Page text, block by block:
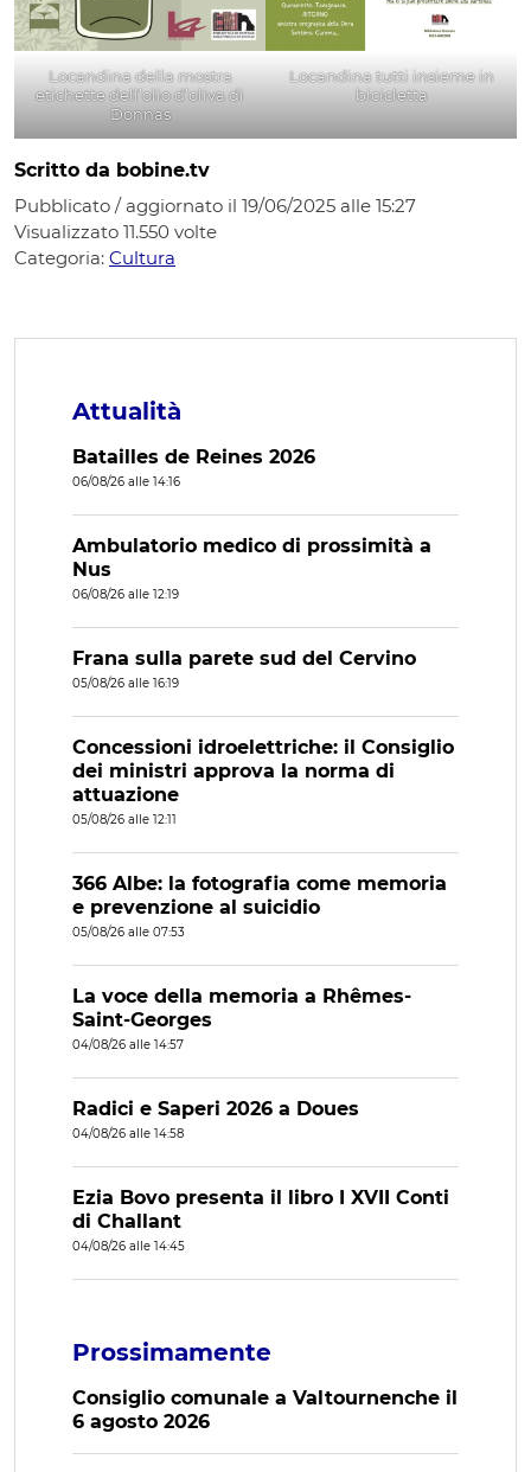
Locandina della mostra
etichette dell’olio d’oliva di
Donnas
Locandina tutti insieme in
bicicletta
Scritto da bobine.tv
Pubblicato / aggiornato il 19/06/2025 alle 15:27
Visualizzato 11.550 volte
Categoria: Cultura
Attualità
Batailles de Reines 2026
06/08/26 alle 14:16
Ambulatorio medico di prossimità a
Nus
06/08/26 alle 12:19
Frana sulla parete sud del Cervino
05/08/26 alle 16:19
Concessioni idroelettriche: il Consiglio
dei ministri approva la norma di
attuazione
05/08/26 alle 12:11
366 Albe: la fotografia come memoria
e prevenzione al suicidio
05/08/26 alle 07:53
La voce della memoria a Rhêmes-
Saint-Georges
04/08/26 alle 14:57
Radici e Saperi 2026 a Doues
04/08/26 alle 14:58
Ezia Bovo presenta il libro I XVII Conti
di Challant
04/08/26 alle 14:45
Prossimamente
Consiglio comunale a Valtournenche il
6 agosto 2026